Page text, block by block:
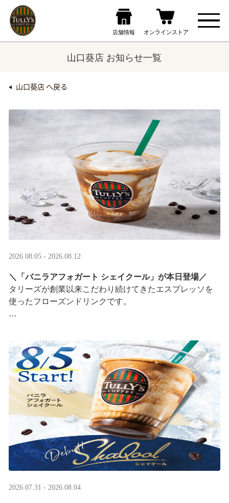
山口葵店 お知らせ一覧
山口葵店 へ戻る
2026.08.05 - 2026.08.12
＼「バニラアフォガート シェイクール」が本日登場／
タリーズが創業以来こだわり続けてきたエスプレッソを
使ったフローズンドリンクです。
2026.07.31 - 2026.08.04